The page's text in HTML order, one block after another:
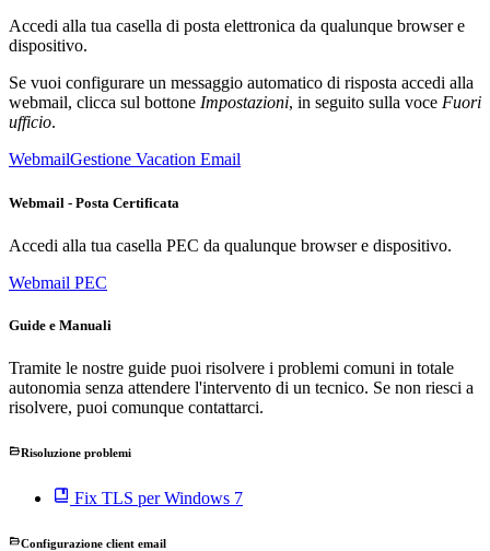
Accedi alla tua casella di posta elettronica da qualunque browser e
dispositivo.
Se vuoi configurare un messaggio automatico di risposta accedi alla
webmail, clicca sul bottone Impostazioni, in seguito sulla voce Fuori
ufficio.
WebmailGestione Vacation Email
Webmail - Posta Certificata
Accedi alla tua casella PEC da qualunque browser e dispositivo.
Webmail PEC
Guide e Manuali
Tramite le nostre guide puoi risolvere i problemi comuni in totale
autonomia senza attendere l'intervento di un tecnico. Se non riesci a
risolvere, puoi comunque contattarci.
Risoluzione problemi
Fix TLS per Windows 7
Configurazione client email